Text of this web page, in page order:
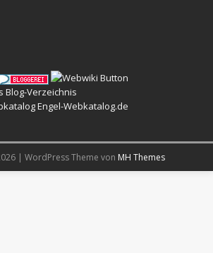
Engel-Webkatalog.de
| WordPress Theme von MH Themes